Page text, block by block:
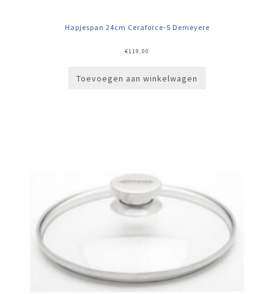
Hapjespan 24cm Ceraforce-5 Demeyere
€119,00
Toevoegen aan winkelwagen